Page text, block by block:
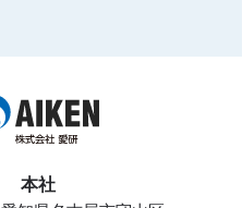
本社